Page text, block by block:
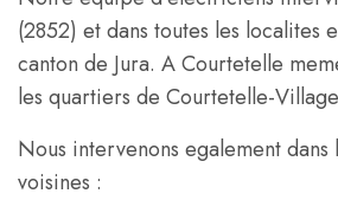
(2852) et dans toutes les localites
canton de Jura. A Courtetelle
les quartiers de Courtetelle-
Nous intervenons egalement dans
voisines :